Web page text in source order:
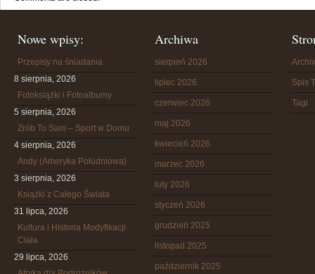
Nowe wpisy:
Przepisy na śniadania
8 sierpnia, 2026
Fotoksiążki i Fotoalbumy
5 sierpnia, 2026
Zrób To Sam – Sport w Domu
4 sierpnia, 2026
Andy (Ameryka Południowa)
3 sierpnia, 2026
Książki z Całego Świata
31 lipca, 2026
Kultura i Historia Modyfikacji
Ciała
29 lipca, 2026
Archiwa
sierpień 2026
lipiec 2026
czerwiec 2026
maj 2026
kwiecień 2026
marzec 2026
luty 2026
styczeń 2026
grudzień 2025
listopad 2025
październik 2025
Spis
Tagi